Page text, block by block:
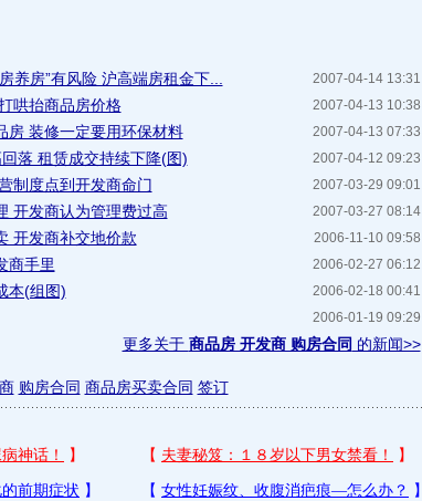
2007-04-14 13:31
养房”有风险 沪高端房租金下...
2007-04-13 10:38
哄抬商品房价格
2007-04-13 07:33
房 装修一定要用环保材料
2007-04-12 09:23
落 租赁成交持续下降(图)
2007-03-29 09:01
制度点到开发商命门
2007-03-27 08:14
开发商认为管理费过高
2006-11-10 09:58
开发商补交地价款
2006-02-27 06:12
商手里
2006-02-18 00:41
本(组图)
2006-01-19 09:29
更多关于 商品房 开发商 购房合同 的新闻>>
购房合同 商品房买卖合同 签订